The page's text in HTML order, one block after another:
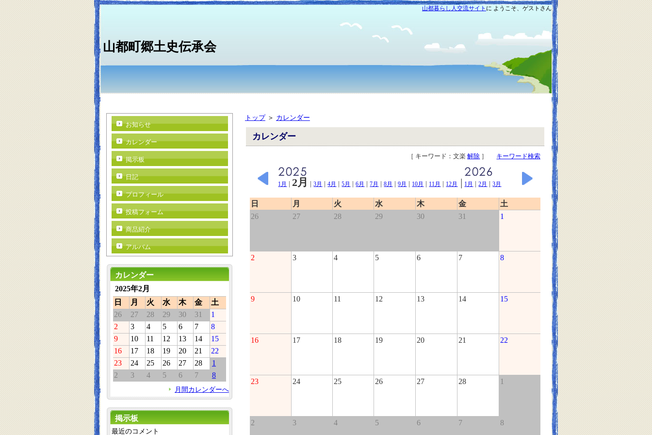
山都暮らし人交流サイト に ようこそ、ゲストさん
山都町郷土史伝承会
トップ＞ カレンダー
カレンダー
［ キーワード：文楽解除 ］ キーワード検索
1月 | 2月 |3月 |4月 |5月 |6月 |7月 |8月 |9月 | 10月 | 11月 | 12月 | 1月 |2月 |3月
日 月 火 水 木 金
土
26
27 28 29 30 31 1
2 3 4 5 6 7 8
9 10 11 12 13 14 15
16 17 18 19 20 21 22
23 24 25 26 27 28 1
2 3 4 5 6 7 8
お知らせ
カレンダー
掲示板
日記
プロフィール
投稿フォーム
商品紹介
アルバム
カレンダー
2025年2月
日
月 火 水 木 金
土
26
27 28 29 30 31
1
2
3 4 5 6 7
8
9
10 11 12 13 14
15
16
17 18 19 20 21
22
23
24 25 26 27 28
1
2
3 4 5 6 7 8
月間カレンダーへ
掲示板
最近のコメント